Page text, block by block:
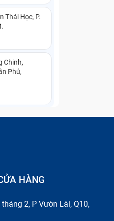
thoại BlackBerry Q10 giá cao
thoại BlackBerry Z10 Black
thoại BLACKBERRY Z10
thoại BlackBerry Curve
thoại BlackBerry Curve
thoại BlackBerry Curve
thoại BLACKBERRY P'9981
Thái Học, P.
Chinh,
Phú,
HÀNG
2, P Vườn Lài, Q10,